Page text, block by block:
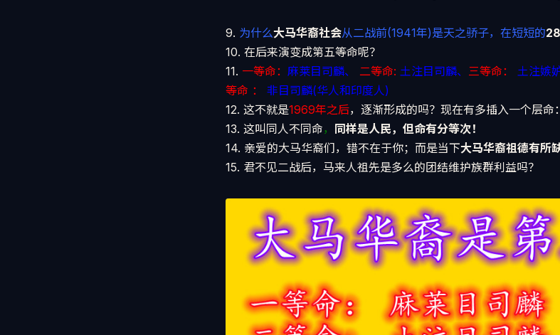
9. 为什么大马华裔社会从二战前(1941年)是天之骄子，在短短的
10. 在后来演变成第五等命呢？
11. 一等命： 麻莱目司麟、 二等命: 土注目司麟、 三等命： 土注嫉
等命 ：
非目司麟(华人和印度人)
12. 这不就是1969年之后，逐渐形成的吗？现在有多插入一个层命：
13. 这叫同人不同命， 同样是人民，但命有分等次！
14. 亲爱的大马华裔们，错不在于你；而是当下大马华裔祖德有所
15. 君不见二战后，马来人祖先是多么的团结维护族群利益吗？